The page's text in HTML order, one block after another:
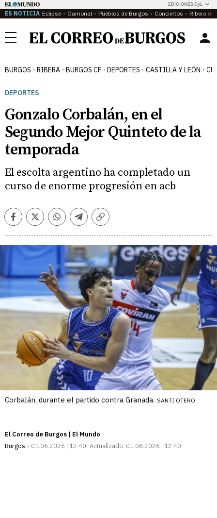
EDICIONES CyL
ES NOTICIA Eclipse Gamonal Pueblos de Burgos Conciertos Ribera del
Menú
BURGOS RIBERA BURGOS CF DEPORTES CASTILLA Y LEÓN
DEPORTES
Gonzalo Corbalán, en el
Segundo Mejor Quinteto de la
temporada
El escolta argentino ha completado un
curso de enorme progresión en acb
FacebookTwitterWhatsappTelegramCopiar
Corbalán, durante el partido contra Granada. SANTI OTERO
El Correo de Burgos | El Mundo
Burgos
01.06.2026 | 12:40 Actualizado: 01.06.2026 | 12:40